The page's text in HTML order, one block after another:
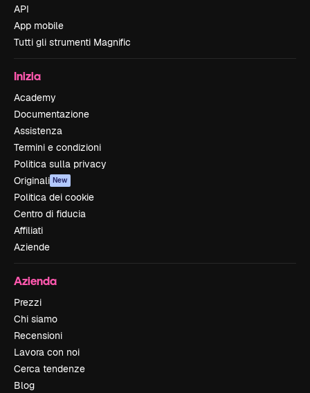
API
App mobile
Tutti gli strumenti Magnific
Inizia
Academy
Documentazione
Assistenza
Termini e condizioni
Politica sulla privacy
Originali New
Politica dei cookie
Centro di fiducia
Affiliati
Aziende
Azienda
Prezzi
Chi siamo
Recensioni
Lavora con noi
Cerca tendenze
Blog